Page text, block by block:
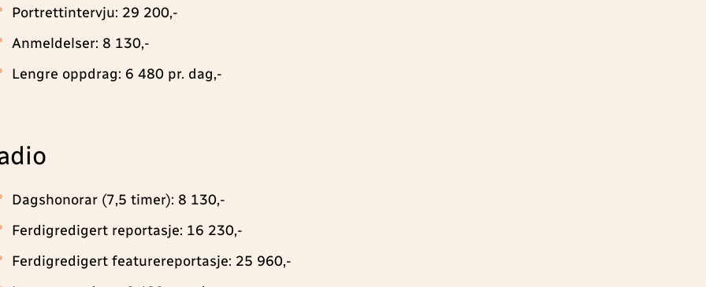
Portrettintervju: 29 200,-
Anmeldelser: 8 130,-
Lengre oppdrag: 6 480 pr. dag,-
Dagshonorar (7,5 timer): 8 130,-
Ferdigredigert reportasje: 16 230,-
Ferdigredigert featurereportasje: 25 960,-